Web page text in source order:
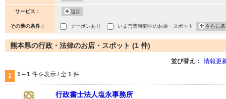
サービス： 追加
その他の条件： クーポンあり いま営業時間中のお店・スポット さらに
熊本県の行政・法律のお店・スポット (1 件)
並び替え： 情報更
1 1～1 件を表示 / 全 1 件
行政書士法人塩永事務所